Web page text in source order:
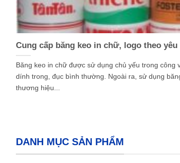
Cung cấp băng keo in chữ, logo theo
Băng keo in chữ được sử dụng chủ yếu trong công
dính trong, đục bình thường. Ngoài ra, sử dụng
thương hiệu...
DANH MỤC SẢN PHẨM